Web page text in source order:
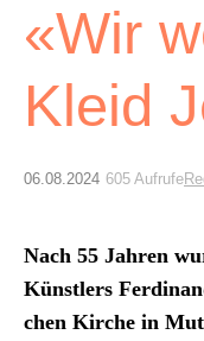
Beilagen und
Archiv
Über
«Wir
Kleid
06.08.2024 605 Aufrufe
Nach 55 Jahren
Kün­stlers
chen Kirche in